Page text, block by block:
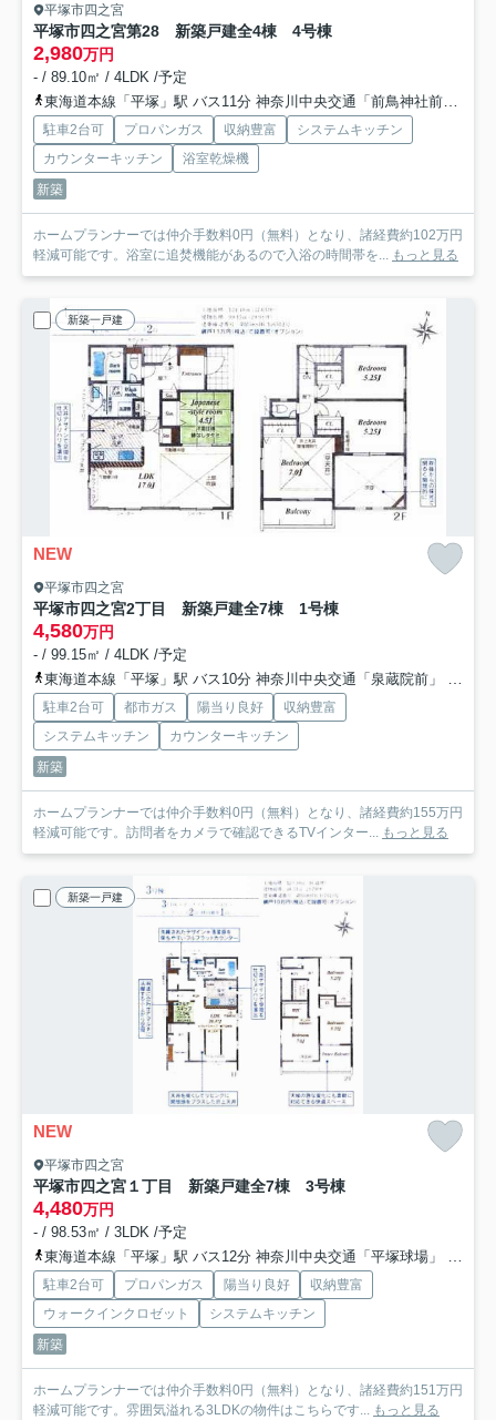
平塚市四之宮
平塚市四之宮第28 新築戸建全4棟 4号棟
2,980万円
- / 89.10㎡ / 4LDK /予定
東海道本線「平塚」駅 バス11分 神奈川中央交通「前鳥神社前」 停歩1分
駐車2台可 プロパンガス 収納豊富
システムキッチン
カウンターキッチン
浴室乾燥機
新築
ホームプランナーでは仲介手数料0円（無料）となり、諸経費約102万円
軽減可能です。浴室に追焚機能があるので入浴の時間帯を... もっと見る
新築一戸建
NEW
平塚市四之宮
平塚市四之宮2丁目 新築戸建全7棟 1号棟
4,580万円
- / 99.15㎡ / 4LDK /予定
東海道本線「平塚」駅 バス10分 神奈川中央交通「泉蔵院前」 停歩4分
駐車2台可 都市ガス 陽当り良好
収納豊富
システムキッチン
カウンターキッチン
新築
ホームプランナーでは仲介手数料0円（無料）となり、諸経費約155万円
軽減可能です。訪問者をカメラで確認できるTVインター... もっと見る
新築一戸建
NEW
平塚市四之宮
平塚市四之宮１丁目 新築戸建全7棟 3号棟
4,480万円
- / 98.53㎡ / 3LDK /予定
東海道本線「平塚」駅 バス12分 神奈川中央交通「平塚球場」 停歩6分
駐車2台可 プロパンガス 陽当り良好
収納豊富
ウォークインクロゼット
システムキッチン
新築
ホームプランナーでは仲介手数料0円（無料）となり、諸経費約151万円
軽減可能です。雰囲気溢れる3LDKの物件はこちらです... もっと見る